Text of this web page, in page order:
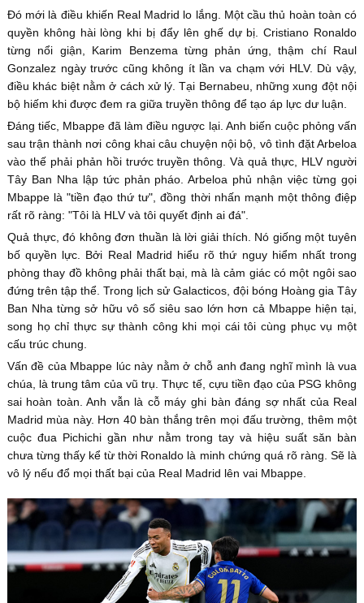
Đó mới là điều khiến Real Madrid lo lắng. Một cầu thủ hoàn toàn có
quyền không hài lòng khi bị đẩy lên ghế dự bị. Cristiano Ronaldo
từng nổi giận, Karim Benzema từng phản ứng, thậm chí Raul
Gonzalez ngày trước cũng không ít lần va chạm với HLV. Dù vậy,
điều khác biệt nằm ở cách xử lý. Tại Bernabeu, những xung đột nội
bộ hiếm khi được đem ra giữa truyền thông để tạo áp lực dư luận.
Đáng tiếc, Mbappe đã làm điều ngược lại. Anh biến cuộc phỏng vấn
sau trận thành nơi công khai câu chuyện nội bộ, vô tình đặt Arbeloa
vào thế phải phản hồi trước truyền thông. Và quả thực, HLV người
Tây Ban Nha lập tức phản pháo. Arbeloa phủ nhận việc từng gọi
Mbappe là "tiền đạo thứ tư", đồng thời nhấn mạnh một thông điệp
rất rõ ràng: "Tôi là HLV và tôi quyết định ai đá".
Quả thực, đó không đơn thuần là lời giải thích. Nó giống một tuyên
bố quyền lực. Bởi Real Madrid hiểu rõ thứ nguy hiểm nhất trong
phòng thay đồ không phải thất bại, mà là cảm giác có một ngôi sao
đứng trên tập thể. Trong lịch sử Galacticos, đội bóng Hoàng gia Tây
Ban Nha từng sở hữu vô số siêu sao lớn hơn cả Mbappe hiện tại,
song họ chỉ thực sự thành công khi mọi cái tôi cùng phục vụ một
cấu trúc chung.
Vấn đề của Mbappe lúc này nằm ở chỗ anh đang nghĩ mình là vua
chúa, là trung tâm của vũ trụ. Thực tế, cựu tiền đạo của PSG không
sai hoàn toàn. Anh vẫn là cỗ máy ghi bàn đáng sợ nhất của Real
Madrid mùa này. Hơn 40 bàn thắng trên mọi đấu trường, thêm một
cuộc đua Pichichi gần như nằm trong tay và hiệu suất săn bàn
chưa từng thấy kể từ thời Ronaldo là minh chứng quá rõ ràng. Sẽ là
vô lý nếu đổ mọi thất bại của Real Madrid lên vai Mbappe.